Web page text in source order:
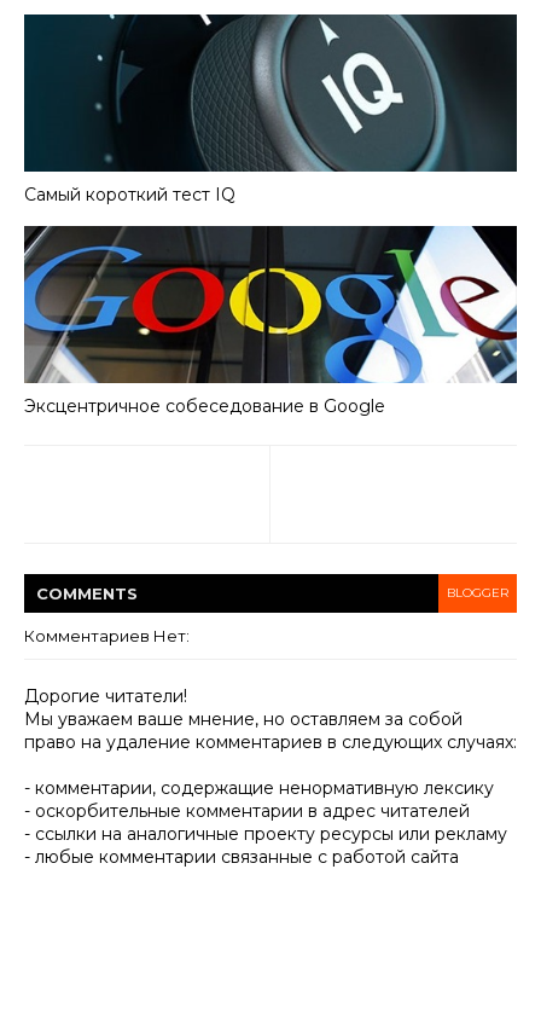
Самый короткий тест IQ
Эксцентричное собеседование в Google
COMMENTS BLOGGER
Комментариев Нет:
Дорогие читатели!
Мы уважаем ваше мнение, но оставляем за собой
право на удаление комментариев в следующих случаях:
- комментарии, содержащие ненормативную лексику
- оскорбительные комментарии в адрес читателей
- ссылки на аналогичные проекту ресурсы или рекламу
- любые комментарии связанные с работой сайта